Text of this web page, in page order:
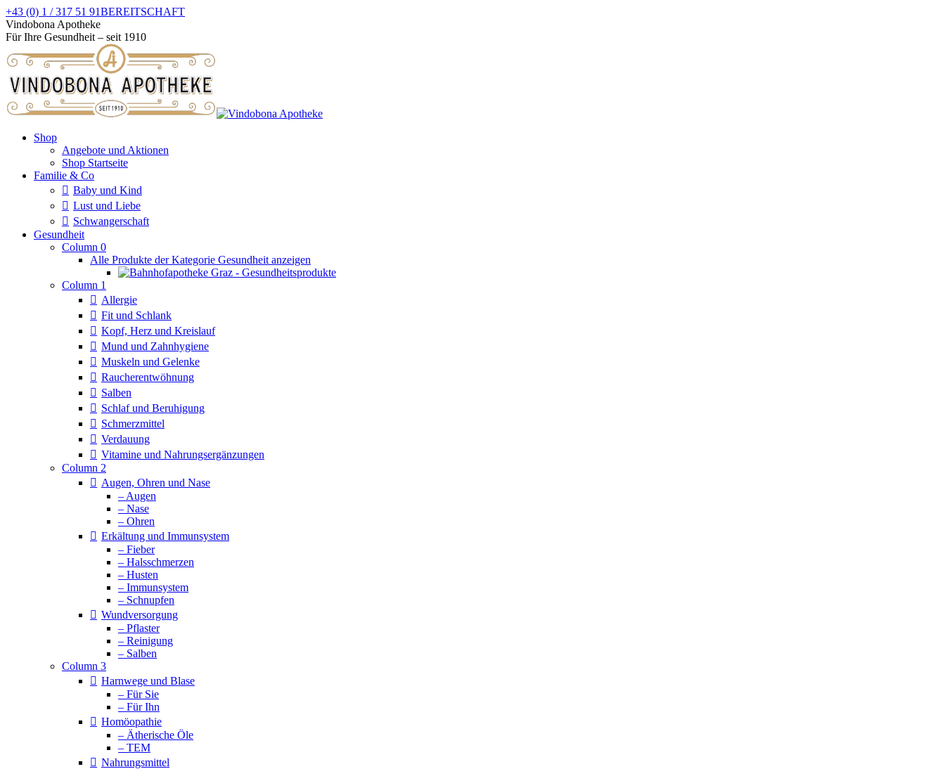
Zum
Inhalt
springen
+43 (0) 1 / 317 51 91BEREITSCHAFT
Facebook
page
in
new
window
Instagram
page
in
new
window
Vindobona Apotheke
Für Ihre Gesundheit – seit 1910
Shop
Angebote und Aktionen
Shop Startseite
Familie & Co
Baby und Kind
Lust und Liebe
Schwangerschaft
Gesundheit
Column 0
Alle Produkte der Kategorie Gesundheit anzeigen
Column 1
Allergie
Fit und Schlank
Kopf, Herz und Kreislauf
Mund und Zahnhygiene
Muskeln und Gelenke
Raucherentwöhnung
Salben
Schlaf und Beruhigung
Schmerzmittel
Verdauung
Vitamine und Nahrungsergänzungen
Column 2
Augen, Ohren und Nase
– Augen
– Nase
– Ohren
Erkältung und Immunsystem
– Fieber
– Halsschmerzen
– Husten
– Immunsystem
– Schnupfen
Wundversorgung
– Pflaster
– Reinigung
– Salben
Column 3
Harnwege und Blase
– Für Sie
– Für Ihn
Homöopathie
– Ätherische Öle
– TEM
Nahrungsmittel